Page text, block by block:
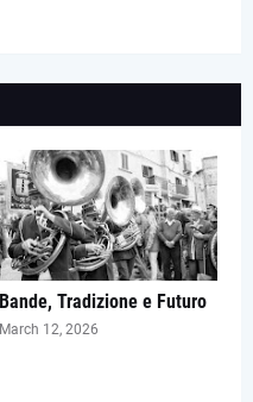
Bande, Tradizione e Futuro
March 12, 2026